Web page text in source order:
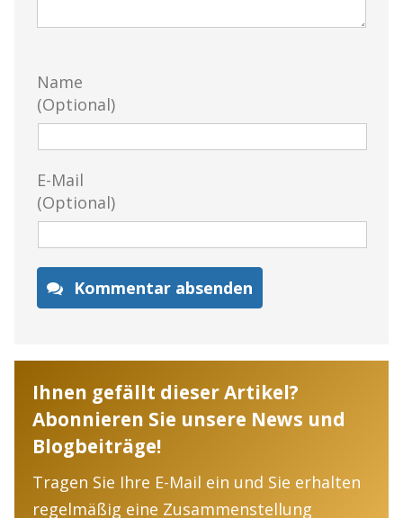
Name
(Optional)
E-Mail
(Optional)
Kommentar absenden
Ihnen gefällt dieser Artikel?
Abonnieren Sie unsere News und
Blogbeiträge!
Tragen Sie Ihre E-Mail ein und Sie erhalten
regelmäßig eine Zusammenstellung